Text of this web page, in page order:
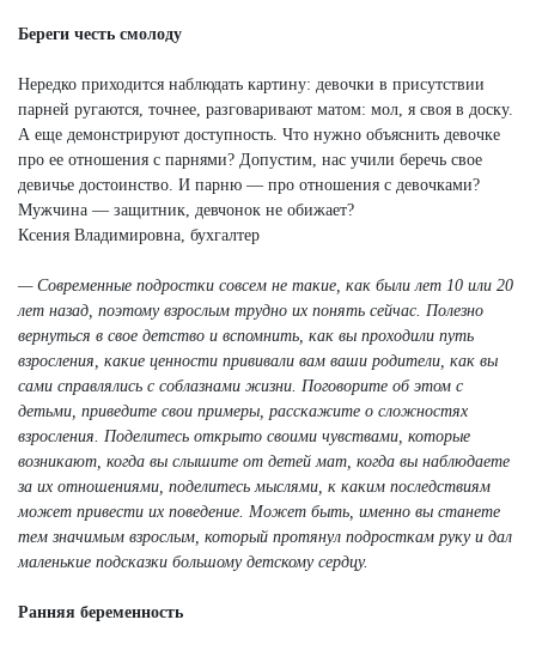
Береги честь смолоду
Нередко приходится наблюдать картину: девочки в присутствии
парней ругаются, точнее, разговаривают матом: мол, я своя в доску.
А еще демонстрируют доступность. Что нужно объяснить девочке
про ее отношения с парнями? Допустим, нас учили беречь свое
девичье достоинство. И парню — про отношения с девочками?
Мужчина — защитник, девчонок не обижает?
Ксения Владимировна, бухгалтер
— Современные подростки совсем не такие, как были лет 10 или 20
лет назад, поэтому взрослым трудно их понять сейчас. Полезно
вернуться в свое детство и вспомнить, как вы проходили путь
взросления, какие ценности прививали вам ваши родители, как вы
сами справлялись с соблазнами жизни. Поговорите об этом с
детьми, приведите свои примеры, расскажите о сложностях
взросления. Поделитесь открыто своими чувствами, которые
возникают, когда вы слышите от детей мат, когда вы наблюдаете
за их отношениями, поделитесь мыслями, к каким последствиям
может привести их поведение. Может быть, именно вы станете
тем значимым взрослым, который протянул подросткам руку и дал
маленькие подсказки большому детскому сердцу.
Ранняя беременность